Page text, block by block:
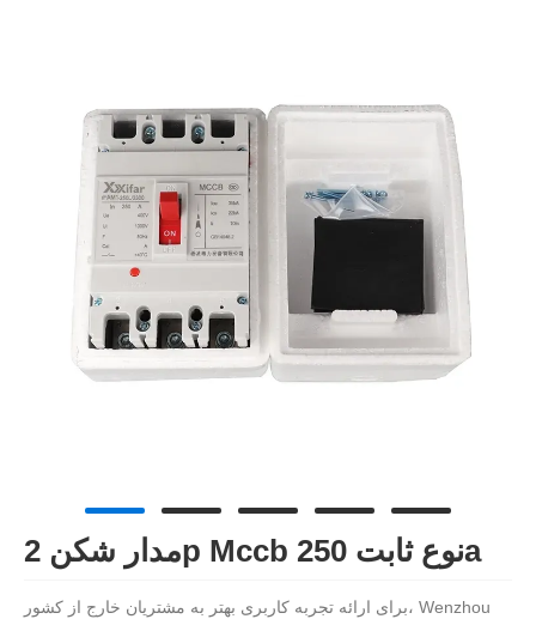
مدار شکن 2p Mccb نوع ثابت 250a
برای ارائه تجربه کاربری بهتر به مشتریان خارج از کشور، Wenzhou